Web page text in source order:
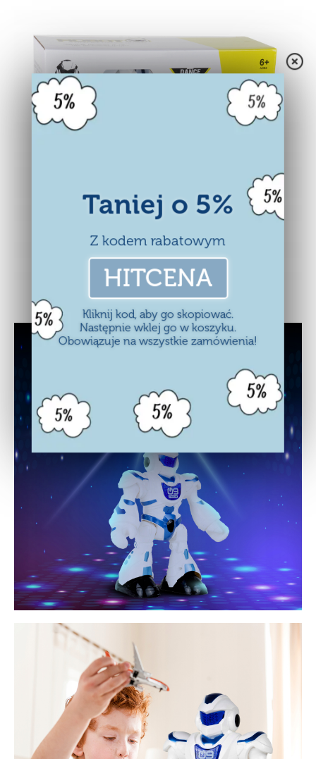
Taniej o 5%
Z kodem rabatowym
HITCENA
Kliknij kod, aby go skopiować.
Następnie wklej go w koszyku.
Obowiązuje na wszystkie zamówienia!